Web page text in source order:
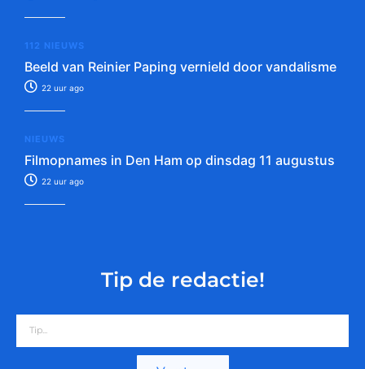
112 NIEUWS
Beeld van Reinier Paping vernield door vandalisme
22 uur ago
NIEUWS
Filmopnames in Den Ham op dinsdag 11 augustus
22 uur ago
Tip de redactie!